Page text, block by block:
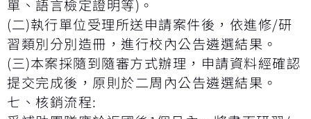
單、語言檢定證明等) 。
(二)執行單位受理所送申請案件後，依進修/研
習類別分別造冊，進行校內公告遴選結果。
(三)本案採隨到隨審方式辦理，申請資料經確認
提交完成後，原則於二周內公告遴選結果。
七、核銷流程: